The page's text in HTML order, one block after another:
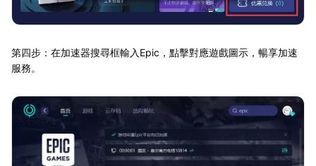
第四步：在加速器搜尋框輸入Epic，點擊對應遊戲圖示，暢享加速
服務。